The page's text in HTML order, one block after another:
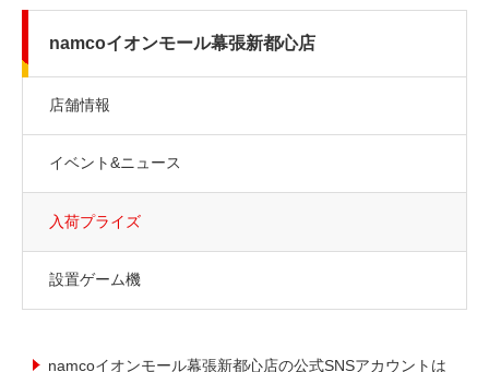
namcoイオンモール幕張新都心店
店舗情報
イベント&ニュース
入荷プライズ
設置ゲーム機
namcoイオンモール幕張新都心店の公式SNSアカウントは